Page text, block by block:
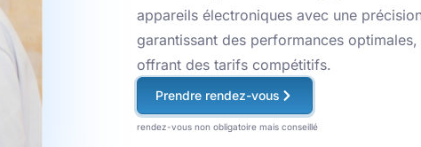
appareils électroniques avec une
garantissant des performances
offrant des tarifs compétitifs.
Prendre rendez-vous
rendez-vous non obligatoire mais conseillé